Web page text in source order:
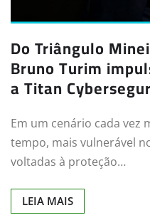
Do Triângulo
Bruno Turim
a Titan
Em um cenário cada vez
tempo, mais vulnerável
voltadas à proteção…
LEIA MAIS